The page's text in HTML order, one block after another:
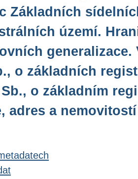
Základních
území.
generalizace.
o základních
Sb., o základním
adres a